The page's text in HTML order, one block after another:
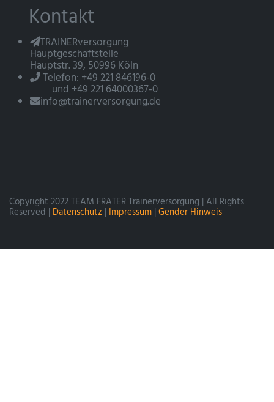
Kontakt
TRAINERversorgung
Hauptgeschäftstelle
Hauptstr. 39, 50996 Köln
Telefon: +49 221 846196-0
und +49 221 64000367-0
info@trainerversorgung.de
Copyright 2022 TEAM FRATER Trainerversorgung | All Rights
Reserved | Datenschutz | Impressum | Gender Hinweis